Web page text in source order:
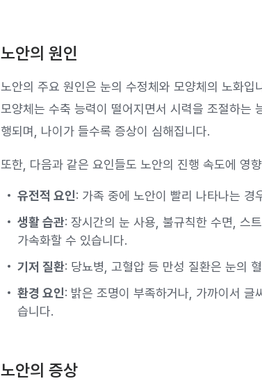
노안의 원인
노안의 주요 원인은 눈의 수정체와 모양체의 노화입
모양체는 수축 능력이 떨어지면서 시력을 조절하는
행되며, 나이가 들수록 증상이 심해집니다.
또한, 다음과 같은 요인들도 노안의 진행 속도에 영
유전적 요인: 가족 중에 노안이 빨리 나타나는 경
생활 습관: 장시간의 눈 사용, 불규칙한 수면, 스
가속화할 수 있습니다.
기저 질환: 당뇨병, 고혈압 등 만성 질환은 눈의
환경 요인: 밝은 조명이 부족하거나, 가까이서
습니다.
노안의 증상